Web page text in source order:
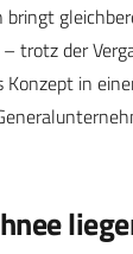
bringt
trotz der
in